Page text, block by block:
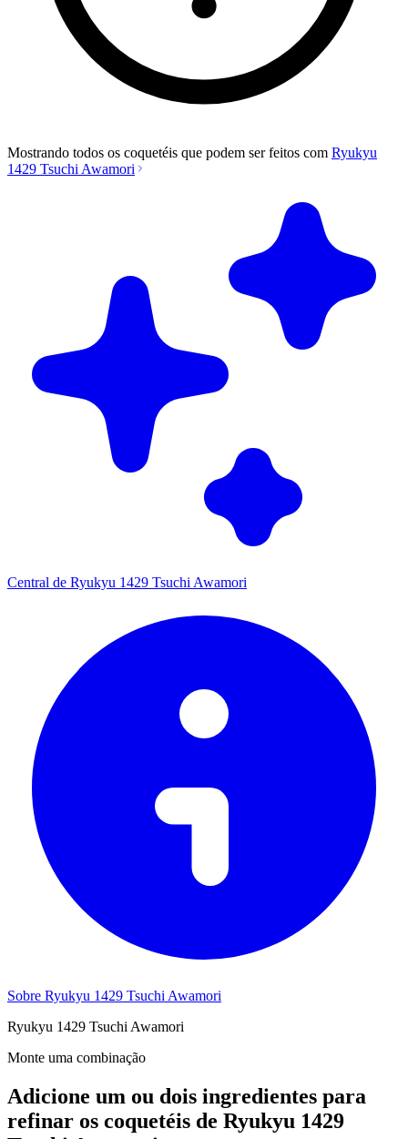
Mostrando todos os coquetéis que podem ser feitos com Ryukyu
1429 Tsuchi Awamori
Central de Ryukyu 1429 Tsuchi Awamori
Sobre Ryukyu 1429 Tsuchi Awamori
Ryukyu 1429 Tsuchi Awamori
Monte uma combinação
Adicione um ou dois ingredientes para
refinar os coquetéis de Ryukyu 1429